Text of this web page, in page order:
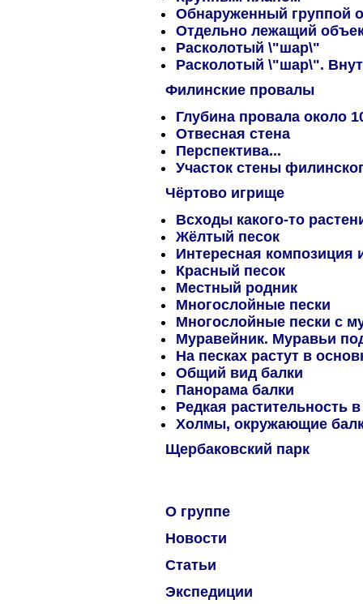
Обнаруженный группой
Отдельно лежащий
Расколотый \"шар\"
Расколотый \"шар\".
Филинские провалы
Глубина провала около
Отвесная стена
Перспектива...
Участок стены
Чёртово игрище
Всходы какого-то
Жёлтый песок
Интересная композиция
Красный песок
Местный родник
Многослойные пески
Многослойные пески с
Муравейник. Муравьи
На песках растут в
Общий вид балки
Панорама балки
Редкая растительность
Холмы, окружающие
Щербаковский парк
О группе
Новости
Статьи
Экспедиции